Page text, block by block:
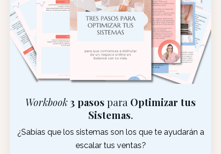
Workbook3 pasos para Optimizar tus
Sistemas.
¿Sabías que los sistemas son los que te ayudarán a
escalar tus ventas?